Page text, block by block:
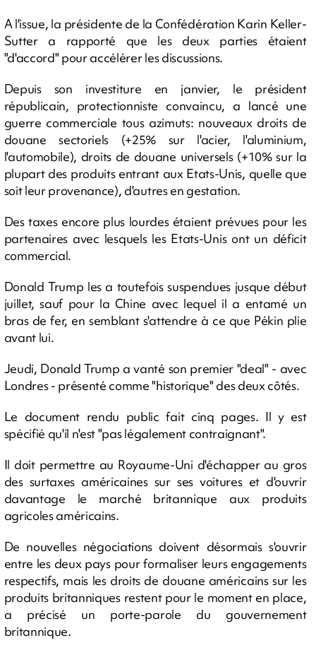
A l'issue, la présidente de la Confédération Karin Keller-
Sutter a rapporté que les deux parties étaient
"d'accord" pour accélérer les discussions.
Depuis son investiture en janvier, le président
républicain, protectionniste convaincu, a lancé une
guerre commerciale tous azimuts: nouveaux droits de
douane sectoriels (+25% sur l'acier, l'aluminium,
l'automobile), droits de douane universels (+10% sur la
plupart des produits entrant aux Etats-Unis, quelle que
soit leur provenance), d'autres en gestation.
Des taxes encore plus lourdes étaient prévues pour les
partenaires avec lesquels les Etats-Unis ont un déficit
commercial.
Donald Trump les a toutefois suspendues jusque début
juillet, sauf pour la Chine avec lequel il a entamé un
bras de fer, en semblant s'attendre à ce que Pékin plie
avant lui.
Jeudi, Donald Trump a vanté son premier "deal" - avec
Londres - présenté comme "historique" des deux côtés.
Le document rendu public fait cinq pages. Il y est
spécifié qu'il n'est "pas légalement contraignant".
Il doit permettre au Royaume-Uni d'échapper au gros
des surtaxes américaines sur ses voitures et d'ouvrir
davantage le marché britannique aux produits
agricoles américains.
De nouvelles négociations doivent désormais s'ouvrir
entre les deux pays pour formaliser leurs engagements
respectifs, mais les droits de douane américains sur les
produits britanniques restent pour le moment en place,
a précisé un porte-parole du gouvernement
britannique.